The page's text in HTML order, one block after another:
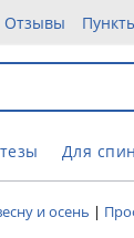
Отзывы
Для
и осень |